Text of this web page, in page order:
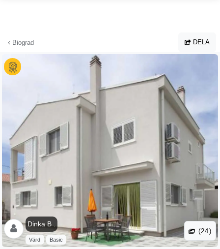
Biograd DELA
Dinka B .
Värd Basic
(24)